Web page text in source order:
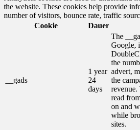
the website. These cookies help provide
number of visitors, bounce rate, traffic
Cookie
Dauer
__gads
1 year
24
days
The
Google,
the
advert,
the
read
on and
while
sites.